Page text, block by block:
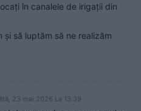
în canalele de irigații din
și să luptăm să ne realizăm
23 mai 2026 La 13.39